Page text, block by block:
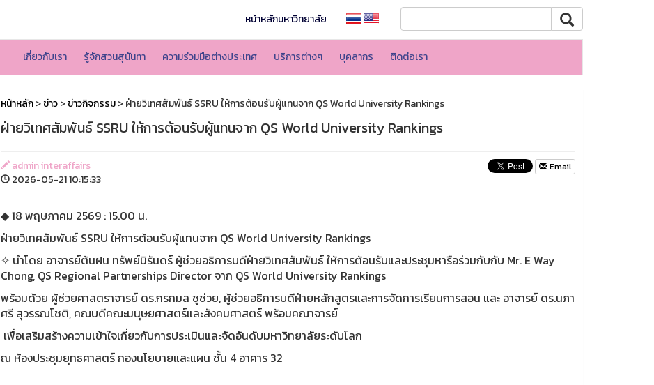
หน้าหลักมหาวิทยาลัย
เกี่ยวกับเรา รู้จักสวนสุนันทา ความร่วมมือต่างประเทศ บริการต่างๆ บุคลากร ติดต่อเรา
หน้าหลัก>ข่าว>ข่าวกิจกรรม> ฝ่ายวิเทศสัมพันธ์ SSRU ให้การต้อนรับผู้แทนจาก QS World University Rankings
ฝ่ายวิเทศสัมพันธ์ SSRU ให้การต้อนรับผู้แทนจาก QS World University Rankings
admin interaffairs
2026-05-21 10:15:33
Email
◆ 18 พฤษภาคม 2569 : 15.00 น.
ฝ่ายวิเทศสัมพันธ์ SSRU ให้การต้อนรับผู้แทนจาก QS World University Rankings
✧ นำโดย อาจารย์ต้นฝน ทรัพย์นิรันดร์ ผู้ช่วยอธิการบดีฝ่ายวิเทศสัมพันธ์ ให้การต้อนรับและประชุมหารือร่วมกับกับ Mr. E Way
Chong, QS Regional Partnerships Director จาก QS World University Rankings
พร้อมด้วย ผู้ช่วยศาสตราจารย์ ดร.กรกมล ชูช่วย, ผู้ช่วยอธิการบดีฝ่ายหลักสูตรและการจัดการเรียนการสอน และ อาจารย์ ดร.นภา
ศรี สุวรรณโชติ, คณบดีคณะมนุษยศาสตร์และสังคมศาสตร์ พร้อมคณาจารย์
เพื่อเสริมสร้างความเข้าใจเกี่ยวกับการประเมินและจัดอันดับมหาวิทยาลัยระดับโลก
ณ ห้องประชุมยุทธศาสตร์ กองนโยบายและแผน ชั้น 4 อาคาร 32